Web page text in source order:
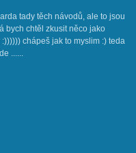
tady těch návodů, ale to jsou
bych chtěl zkusit něco jako
chápeš jak to myslim :) teda
......